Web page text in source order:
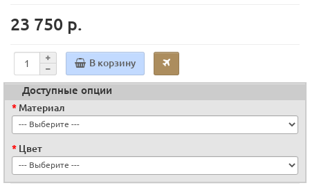
23 750 р.
В корзину
Доступные опции
Материал
Цвет